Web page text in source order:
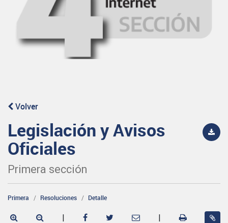
Volver
Legislación y Avisos
Oficiales
Primera sección
Primera Resoluciones Detalle
| |